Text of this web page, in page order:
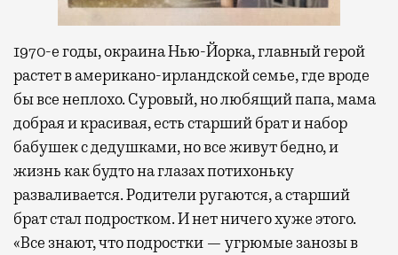
1970-е годы, окраина Нью-Йорка, главный герой
растет в американо-ирландской семье, где вроде
бы все неплохо. Суровый, но любящий папа, мама
добрая и красивая, есть старший брат и набор
бабушек с дедушками, но все живут бедно, и
жизнь как будто на глазах потихоньку
разваливается. Родители ругаются, а старший
брат стал подростком. И нет ничего хуже этого.
«Все знают, что подростки — угрюмые занозы в